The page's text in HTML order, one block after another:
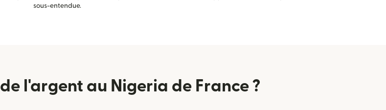
sous-entendue.
l'argent au Nigeria de France ?